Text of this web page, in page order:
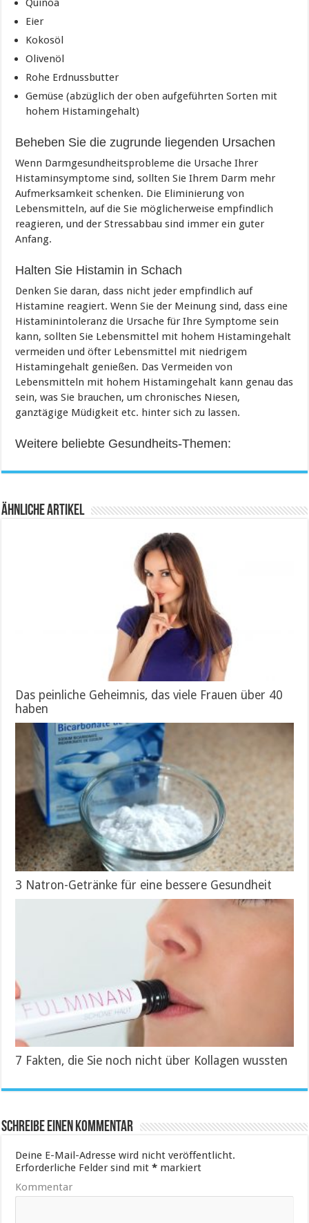
Quinoa
Eier
Kokosöl
Olivenöl
Rohe Erdnussbutter
Gemüse (abzüglich der oben aufgeführten Sorten mit
hohem Histamingehalt)
Beheben Sie die zugrunde liegenden Ursachen
Wenn Darmgesundheitsprobleme die Ursache Ihrer
Histaminsymptome sind, sollten Sie Ihrem Darm mehr
Aufmerksamkeit schenken. Die Eliminierung von
Lebensmitteln, auf die Sie möglicherweise empfindlich
reagieren, und der Stressabbau sind immer ein guter
Anfang.
Halten Sie Histamin in Schach
Denken Sie daran, dass nicht jeder empfindlich auf
Histamine reagiert. Wenn Sie der Meinung sind, dass eine
Histaminintoleranz die Ursache für Ihre Symptome sein
kann, sollten Sie Lebensmittel mit hohem Histamingehalt
vermeiden und öfter Lebensmittel mit niedrigem
Histamingehalt genießen. Das Vermeiden von
Lebensmitteln mit hohem Histamingehalt kann genau das
sein, was Sie brauchen, um chronisches Niesen,
ganztägige Müdigkeit etc. hinter sich zu lassen.
Weitere beliebte Gesundheits-Themen:
Ähnliche Artikel
Das peinliche Geheimnis, das viele Frauen über 40
haben
3 Natron-Getränke für eine bessere Gesundheit
7 Fakten, die Sie noch nicht über Kollagen wussten
Schreibe einen Kommentar
Deine E-Mail-Adresse wird nicht veröffentlicht.
Erforderliche Felder sind mit* markiert
Kommentar